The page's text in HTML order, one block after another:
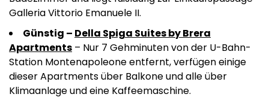
Galleria Vittorio Emanuele II.
Günstig – Della Spiga Suites by Brera
Apartments – Nur 7 Gehminuten von der U-Bahn-
Station Montenapoleone entfernt, verfügen einige
dieser Apartments über Balkone und alle über
Klimaanlage und eine Kaffeemaschine.